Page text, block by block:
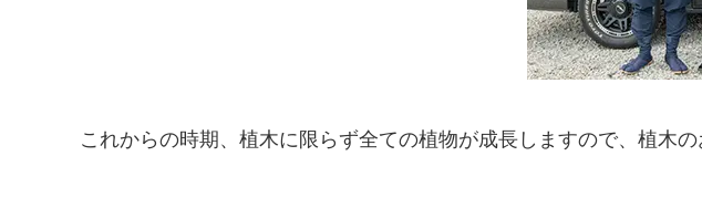
これからの時期、植木に限らず全ての植物が成長しますので、植木